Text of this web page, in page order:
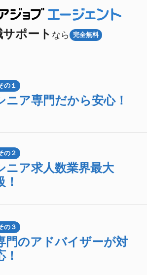
サポート なら 完全無料
の１
ニア専門だから安心！
の２
ニア求人数業界最大
！
の３
門のアドバイザーが対
！